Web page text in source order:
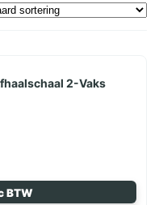
2-Vaks
BTW